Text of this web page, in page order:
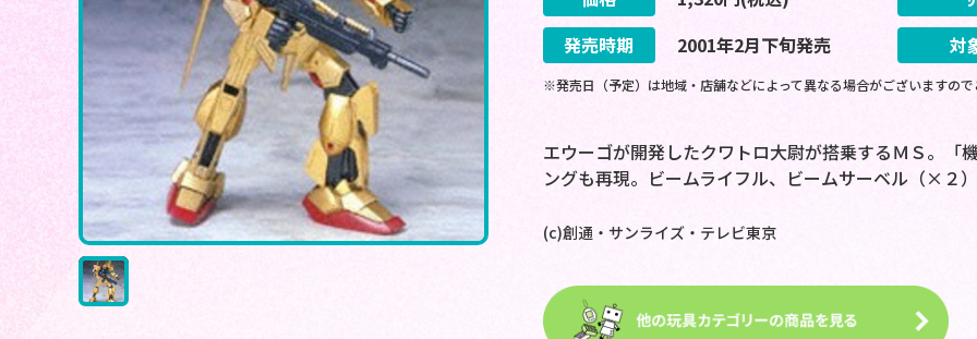
発売時期
2001年2月下旬発売 対
※発売日（予定）は地域・店舗などによって異なる場合がございますの
エウーゴが開発したクワトロ大尉が搭乗するＭＳ。「
ングも再現。ビームライフル、ビームサーベル（×２
(c)創通・サンライズ・テレビ東京